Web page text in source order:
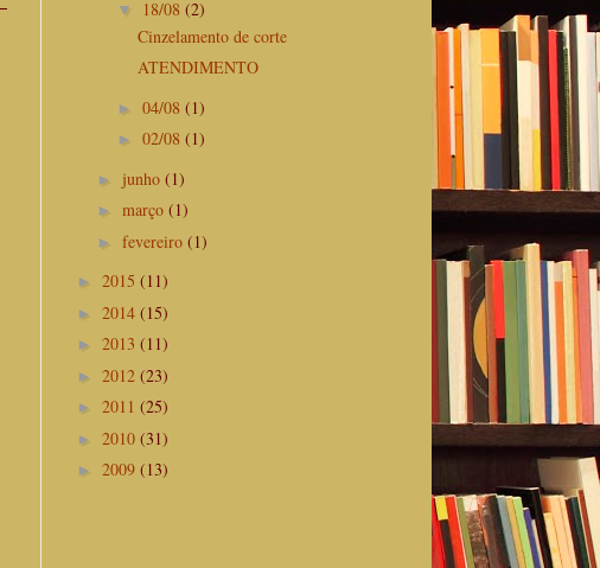
▼ 18/08 (2)
Cinzelamento de corte
ATENDIMENTO
► 04/08 (1)
► 02/08 (1)
► junho (1)
► março (1)
► fevereiro (1)
► 2015 (11)
► 2014 (15)
► 2013 (11)
► 2012 (23)
► 2011 (25)
► 2010 (31)
► 2009 (13)